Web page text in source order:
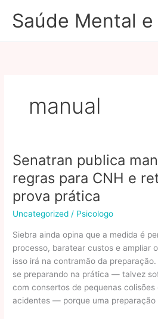
paraSaúde Mental e
manual
Senatran publica
regras para CNH e
prova prática
Uncategorized / Psicologo
Siebra ainda opina que a medida é
processo, baratear custos e ampliar
isso irá na contramão da
se preparando na prática — talvez
com consertos de pequenas
acidentes — porque uma